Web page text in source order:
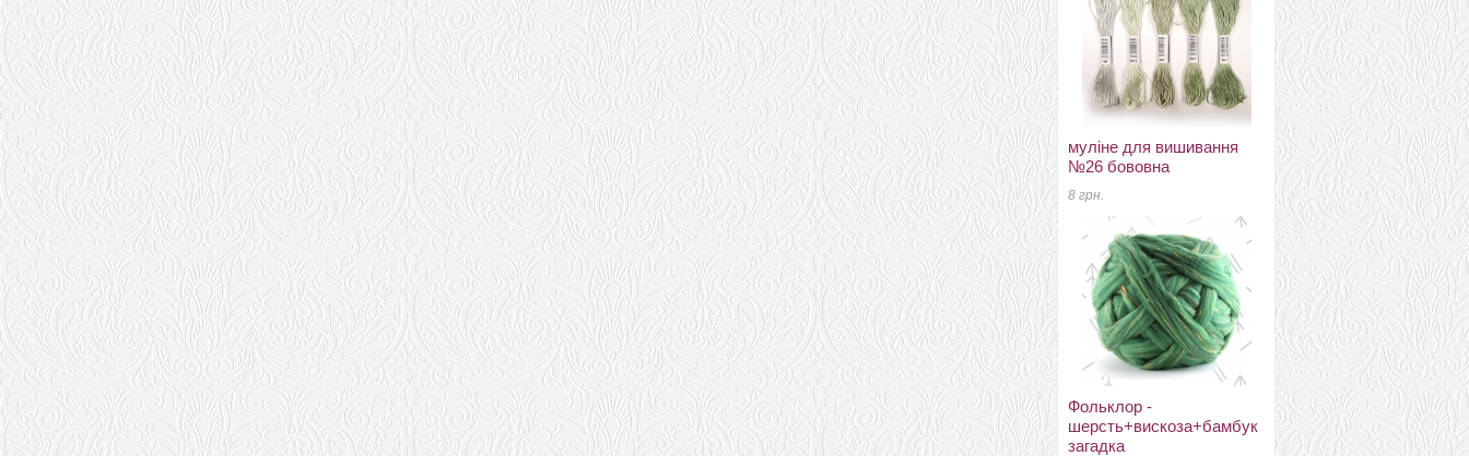
муліне для вишивання
№26 бововна
8 грн.
Фольклор -
шерсть+вискоза+бамбук
загадка
шерсть 22-24мкм Троицк
серая
90 грн.
Фольклор -
шерсть+вискоза+бамбук
басня